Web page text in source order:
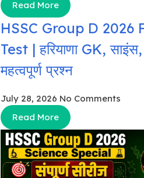
Read More
HSSC Group D 2026
Test | हरियाणा GK,
महत्वपूर्ण प्रश्न
July 28, 2026 No Comments
Read More